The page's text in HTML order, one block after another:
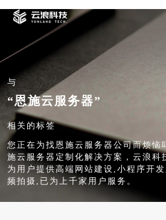
与
“恩施云服务器”
相关的标签
您正在为找恩施云服务器公司而烦恼
施云服务器定制化解决方案，云浪科
为用户提供高端网站建设,小程序开
频拍摄,已为上千家用户服务。